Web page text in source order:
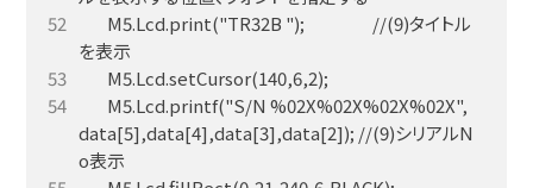
M5.Lcd.print("TR32B ");                   //(9)タイトル
M5.Lcd.printf("S/N %02X%02X%02X%02X",
data[5],data[4],data[3],data[2]); //(9)シリアルN